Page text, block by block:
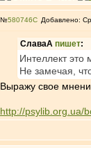
№580746 Добавлено:
СлаваА пишет:
Интеллект это
Не замечая,
Выражу свое
http://psylib.org.ua/